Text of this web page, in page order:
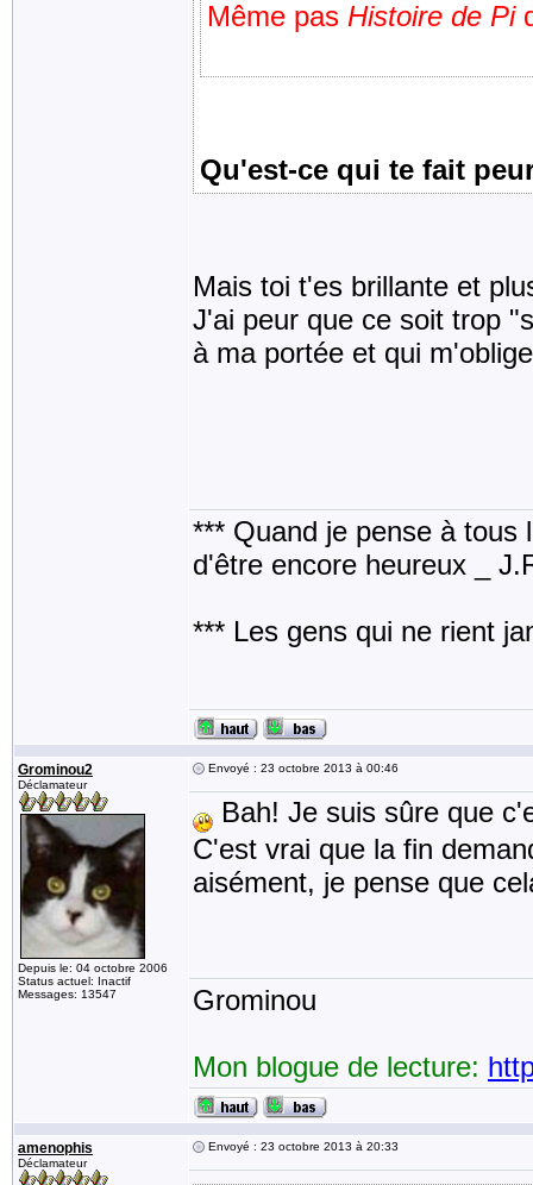
Même pas Histoire de Pi
Qu'est-ce qui te fait
Mais toi t'es brillante et
J'ai peur que ce soit trop
à ma portée et qui
*** Quand je pense à tous
d'être encore heureux _
*** Les gens qui ne rient
Grominou2
Déclamateur
Depuis le: 04 octobre 2006
Status actuel: Inactif
Messages: 13547
Envoyé : 23 octobre 2013 à 00:46
Bah! Je suis sûre que
C'est vrai que la fin
aisément, je pense que
Grominou
Mon blogue de lecture:
amenophis
Déclamateur
Envoyé : 23 octobre 2013 à 20:33